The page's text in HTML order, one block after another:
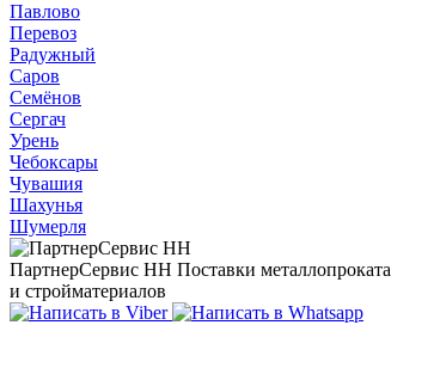
Павлово
Перевоз
Радужный
Саров
Семёнов
Сергач
Урень
Чебоксары
Чувашия
Шахунья
Шумерля
ПартнерСервис НН Поставки металлопроката
и стройматериалов